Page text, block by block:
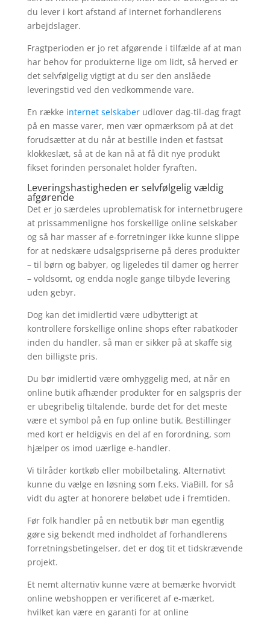
du lever i kort afstand af internet forhandlerens
arbejdslager.
Fragtperioden er jo ret afgørende i tilfælde af at man
har behov for produkterne lige om lidt, så herved er
det selvfølgelig vigtigt at du ser den anslåede
leveringstid ved den vedkommende vare.
En række internet selskaberudlover dag-til-dag fragt
på en masse varer, men vær opmærksom på at det
forudsætter at du når at bestille inden et fastsat
klokkeslæt, så at de kan nå at få dit nye produkt
fikset forinden personalet holder fyraften.
Leveringshastigheden er selvfølgelig vældig
afgørende
Det er jo særdeles uproblematisk for internetbrugere
at prissammenligne hos forskellige online selskaber
og så har masser af e-forretninger ikke kunne slippe
for at nedskære udsalgspriserne på deres produkter
– til børn og babyer, og ligeledes til damer og herrer
– voldsomt, og endda nogle gange tilbyde levering
uden gebyr.
Dog kan det imidlertid være udbytterigt at
kontrollere forskellige online shops efter rabatkoder
inden du handler, så man er sikker på at skaffe sig
den billigste pris.
Du bør imidlertid være omhyggelig med, at når en
online butik afhænder produkter for en salgspris der
er ubegribelig tiltalende, burde det for det meste
være et symbol på en fup online butik. Bestillinger
med kort er heldigvis en del af en forordning, som
hjælper os imod uærlige e-handler.
Vi tilråder kortkøb eller mobilbetaling. Alternativt
kunne du vælge en løsning som f.eks. ViaBill, for så
vidt du agter at honorere beløbet ude i fremtiden.
Før folk handler på en netbutik bør man egentlig
gøre sig bekendt med indholdet af forhandlerens
forretningsbetingelser, det er dog tit et tidskrævende
projekt.
Et nemt alternativ kunne være at bemærke hvorvidt
online webshoppen er verificeret af e-mærket,
hvilket kan være en garanti for at online